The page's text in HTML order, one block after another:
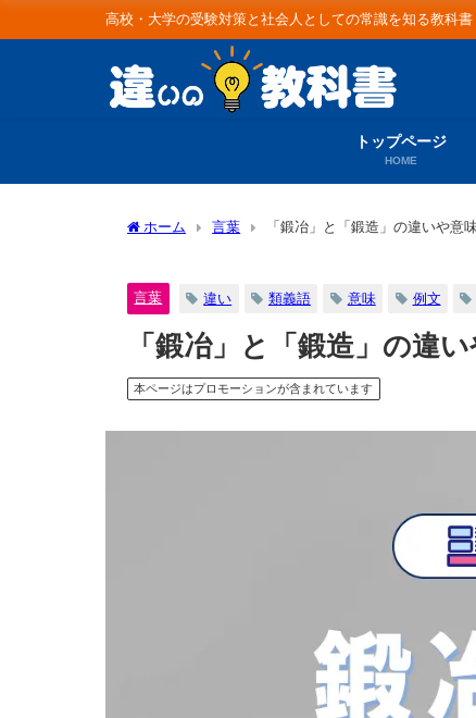
高校・大学の受験対策と社会人としての常識を知る教科書
トップページ
HOME
ホーム 言葉 「鍛冶」と「鍛造」の違いや意
言葉 違い 類義語 意味 例文
「鍛冶」と「鍛造」の違
本ページはプロモーションが含まれています